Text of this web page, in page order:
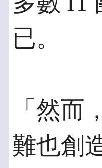
已。
「然
難也創